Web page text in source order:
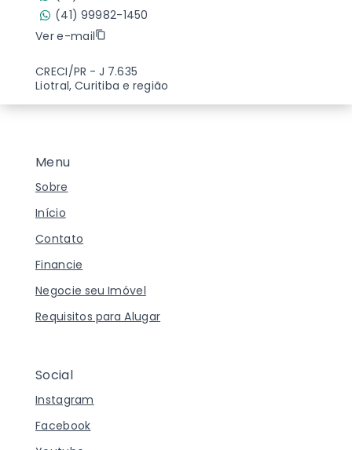
Menu
Sobre
Início
Contato
Financie
Negocie seu Imóvel
Requisitos para Alugar
Social
Instagram
Facebook
(41) 99982-1450
Ver e-mail
CRECI/PR - J 7.635
Liotral, Curitiba e região